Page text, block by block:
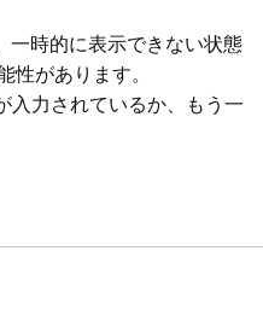
一時的に表示できない状態
性があります。
入力されているか、もう一